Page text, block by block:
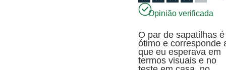
Opinião verificada
O par de sapatilhas é
ótimo e corresponde
que eu esperava em
termos visuais e no